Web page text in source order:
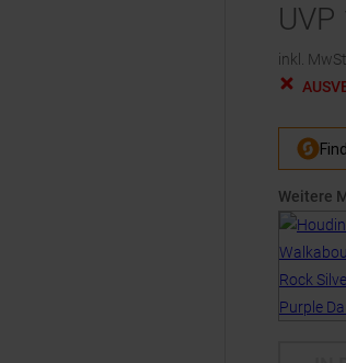
UVP
inkl. MwSt.
Weitere